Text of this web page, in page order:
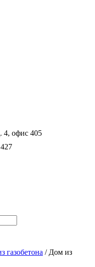
4, офис 405
газобетона / Дом из